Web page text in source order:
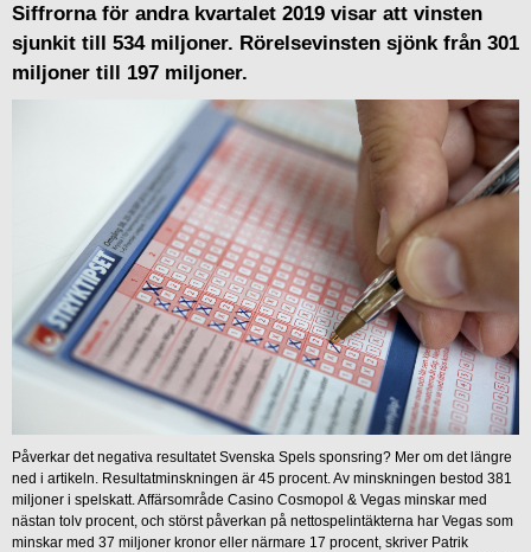
Siffrorna för andra kvartalet 2019 visar att vinsten
sjunkit till 534 miljoner. Rörelsevinsten sjönk från 301
miljoner till 197 miljoner.
Påverkar det negativa resultatet Svenska Spels sponsring? Mer om det längre
ned i artikeln. Resultatminskningen är 45 procent. Av minskningen bestod 381
miljoner i spelskatt. Affärsområde Casino Cosmopol & Vegas minskar med
nästan tolv procent, och störst påverkan på nettospelintäkterna har Vegas som
minskar med 37 miljoner kronor eller närmare 17 procent, skriver Patrik